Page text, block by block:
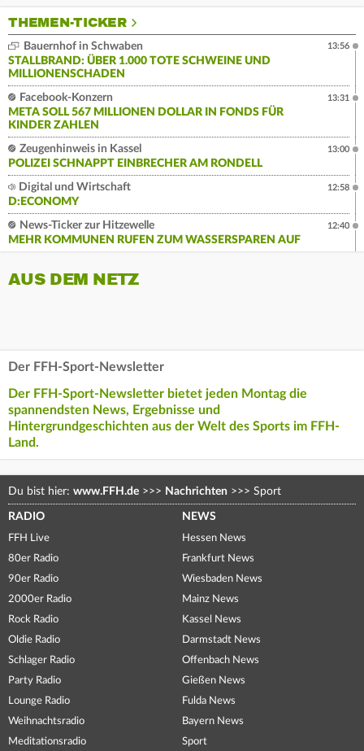
THEMEN-TICKER
Bauernhof in Schwaben
STALLBRAND: ÜBER 1.000 TOTE SCHWEINE UND
MILLIONENSCHADEN
13:56
Facebook-Konzern
META SOLL 567 MILLIONEN DOLLAR IN FONDS FÜR
KINDER ZAHLEN
13:31
Zeugenhinweis in Kassel
POLIZEI SCHNAPPT EINBRECHER AM RONDELL
13:00
Digital und Wirtschaft
D:ECONOMY
12:58
News-Ticker zur Hitzewelle
MEHR KOMMUNEN RUFEN ZUM WASSERSPAREN AUF
12:40
AUS DEM NETZ
Der FFH-Sport-Newsletter
Der FFH-Sport-Newsletter bietet jeden Montag die
spannendsten News, Ergebnisse und
Hintergrundgeschichten aus der Welt des Sports im FFH-
Land.
Du bist hier: www.FFH.de >>> Nachrichten >>> Sport
RADIO
FFH Live
80er Radio
90er Radio
2000er Radio
Rock Radio
Oldie Radio
Schlager Radio
Party Radio
Lounge Radio
Weihnachtsradio
Meditationsradio
NEWS
Hessen News
Frankfurt News
Wiesbaden News
Mainz News
Kassel News
Darmstadt News
Offenbach News
Gießen News
Fulda News
Bayern News
Sport